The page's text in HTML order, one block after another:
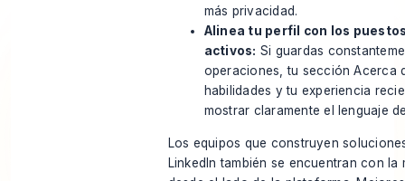
más privacidad.
Alinea tu perfil con los
activos: Si guardas
operaciones, tu sección Acerca
habilidades y tu experiencia
mostrar claramente el lenguaje
Los equipos que construyen
LinkedIn también se encuentran con la